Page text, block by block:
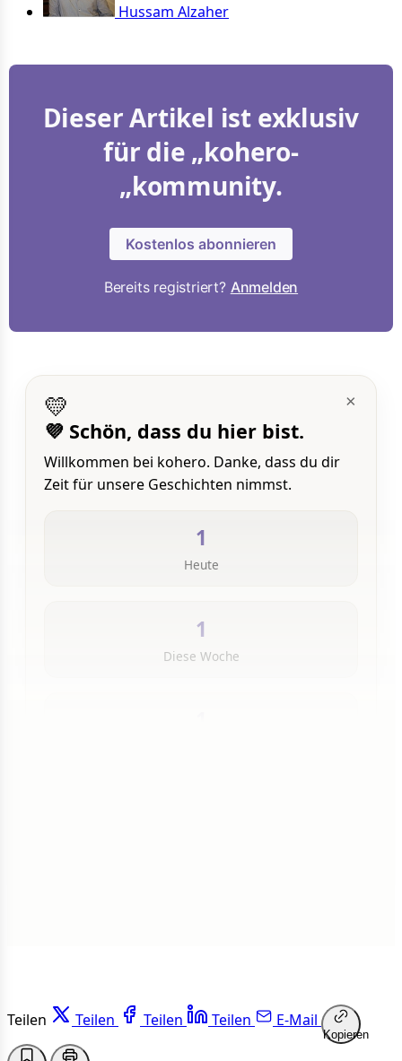
Hussam Alzaher
Dieser Artikel ist exklusiv
für die „kohero-
„kommunity.
Kostenlos abonnieren
Bereits registriert? Anmelden
×
💛
💜 Schön, dass du hier bist.
Willkommen bei kohero. Danke, dass du dir
Zeit für unsere Geschichten nimmst.
1
Heute
1
Diese Woche
Teilen Teilen Teilen Teilen E-Mail
Kopieren